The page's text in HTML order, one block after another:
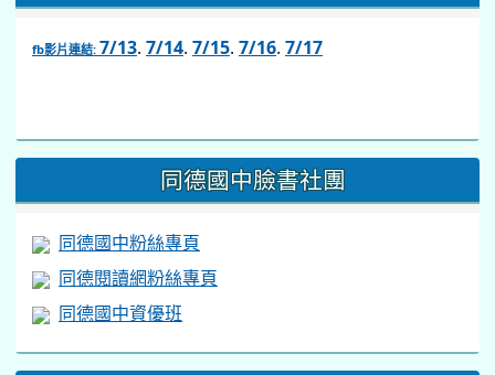
fb影片連結: 7/13. 7/14. 7/15. 7/16. 7/17
https://www.facebook.com/share/v/1BsLSkstia/
同德國中臉書社團
同德國中粉絲專頁
同德閱讀網粉絲專頁
同德國中資優班